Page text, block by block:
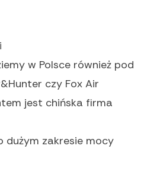
w Polsce również pod
czy Fox Air
jest chińska firma
dużym zakresie mocy